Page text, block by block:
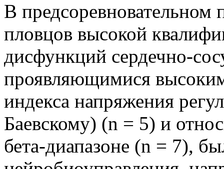
В предсоревновательном
пловцов высокой
дисфункций сердечно-
проявляющимися
индекса напряжения
Баевскому) (n = 5) и
бета-диапазоне (n = 7),